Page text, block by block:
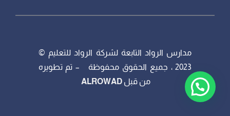
مدارس الرواد التابعة لشركة الرواد للتعليم ©
2023 ، جميع الحقوق محفوظة – تم تطويره
من قبل ALROWAD